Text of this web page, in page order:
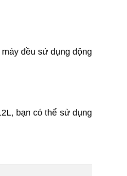
đều sử dụng động
bạn có thể sử dụng